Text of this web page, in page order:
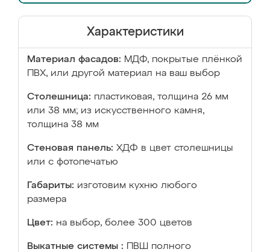
Характеристики
Материал фасадов: МДФ, покрытые плёнкой
ПВХ, или другой материал на ваш выбор
Столешница: пластиковая, толщина 26 мм
или 38 мм; из искусственного камня,
толщина 38 мм
Стеновая панель: ХДФ в цвет столешницы
или с фотопечатью
Габариты: изготовим кухню любого
размера
Цвет: на выбор, более 300 цветов
Выкатные системы :
ПВШ полного